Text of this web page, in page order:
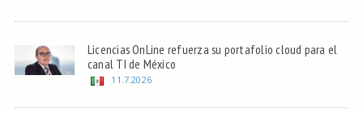
Licencias OnLine refuerza su portafolio cloud para el
canal TI de México
11.7.2026